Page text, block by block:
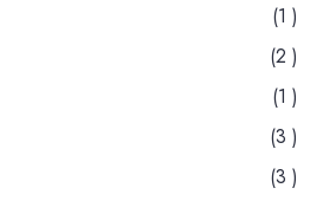
(1 )
(2 )
(1 )
(3 )
(3 )